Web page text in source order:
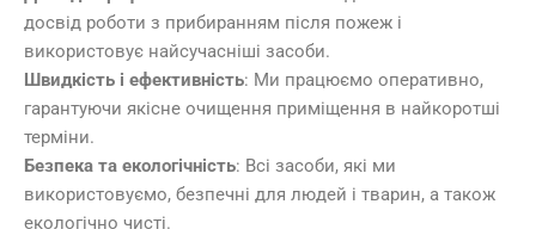
досвід роботи з прибиранням після пожеж і
використовує найсучасніші засоби.
Швидкість і ефективність: Ми працюємо оперативно,
гарантуючи якісне очищення приміщення в найкоротші
терміни.
Безпека та екологічність: Всі засоби, які ми
використовуємо, безпечні для людей і тварин, а також
екологічно чисті.